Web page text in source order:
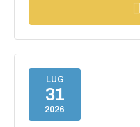
LUG
31
2026